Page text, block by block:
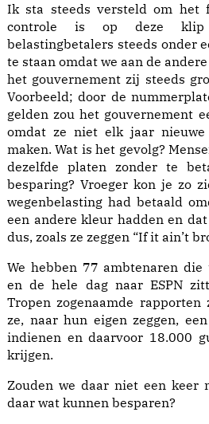
Ik sta steeds versteld om het
controle is op deze
belastingbetalers steeds onder
te staan omdat we aan de
het gouvernement zij steeds
Voorbeeld; door de
gelden zou het gouvernement
omdat ze niet elk jaar
maken. Wat is het gevolg?
dezelfde platen zonder te
besparing? Vroeger kon je zo
wegenbelasting had betaald
een andere kleur hadden en
dus, zoals ze zeggen “If it ain’t
We hebben 77 ambtenaren
en de hele dag naar ESPN
Tropen zogenaamde
ze, naar hun eigen zeggen,
indienen en daarvoor 18.000
krijgen.
Zouden we daar niet een keer
daar wat kunnen besparen?